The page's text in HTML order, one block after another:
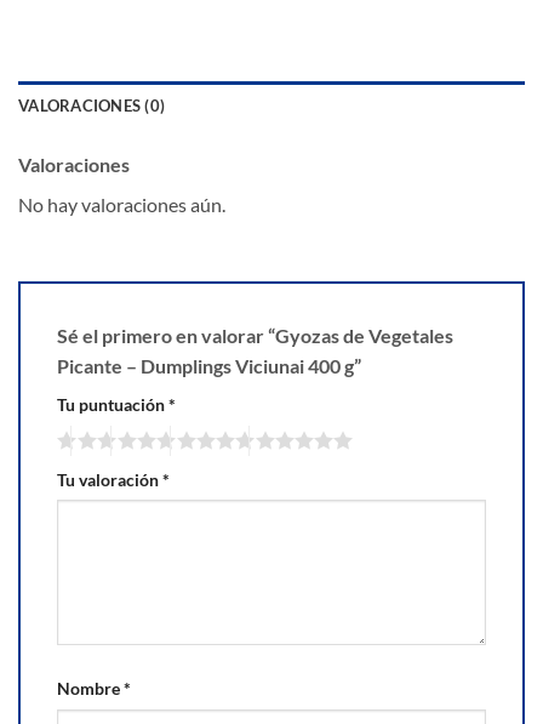
VALORACIONES (0)
Valoraciones
No hay valoraciones aún.
Sé el primero en valorar “Gyozas de Vegetales
Picante – Dumplings Viciunai 400 g”
Tu puntuación*
Tu valoración*
Nombre*